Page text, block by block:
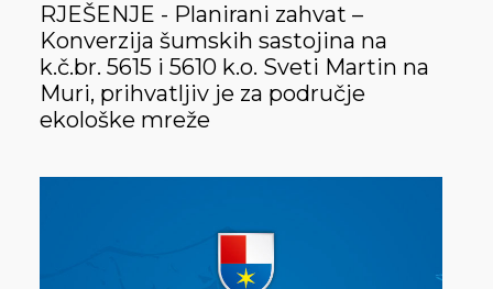
RJEŠENJE - Planirani zahvat –
Konverzija šumskih sastojina na
k.č.br. 5615 i 5610 k.o. Sveti Martin na
Muri, prihvatljiv je za područje
ekološke mreže